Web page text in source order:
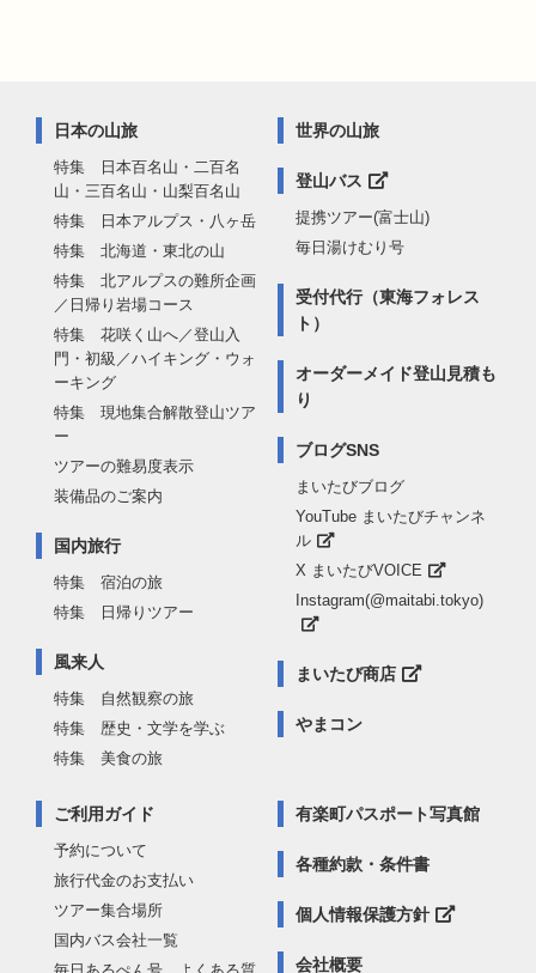
日本の山旅
特集 日本百名山・二百名
山・三百名山・山梨百名山
特集 日本アルプス・八ヶ岳
特集 北海道・東北の山
特集 北アルプスの難所企画
／日帰り岩場コース
特集 花咲く山へ／登山入
門・初級／ハイキング・ウォ
ーキング
特集 現地集合解散登山ツア
ー
ツアーの難易度表示
装備品のご案内
国内旅行
特集 宿泊の旅
特集 日帰りツアー
風来人
特集 自然観察の旅
特集 歴史・文学を学ぶ
特集 美食の旅
世界の山旅
登山バス
提携ツアー(富士山)
毎日湯けむり号
受付代行（東海フォレス
ト）
オーダーメイド登山見積も
り
ブログSNS
まいたびブログ
YouTube まいたびチャンネ
ル
X まいたびVOICE
Instagram(@maitabi.tokyo)
まいたび商店
やまコン
ご利用ガイド
予約について
旅行代金のお支払い
ツアー集合場所
国内バス会社一覧
有楽町パスポート写真館
各種約款・条件書
個人情報保護方針
会社概要